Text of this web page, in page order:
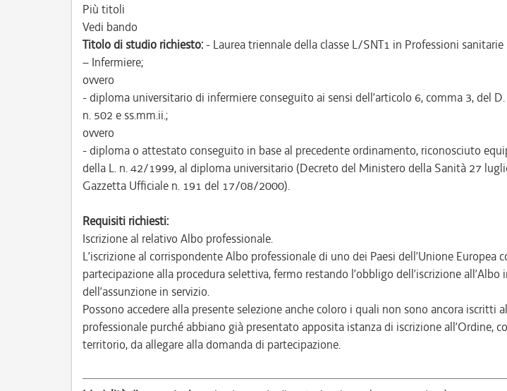
Più titoli
Vedi bando
Titolo di studio richiesto: - Laurea triennale della classe L/SNT1 in Professioni
– Infermiere;
ovvero
- diploma universitario di infermiere conseguito ai sensi dell’articolo 6, comma 3, del
n. 502 e ss.mm.ii.;
ovvero
- diploma o attestato conseguito in base al precedente ordinamento, riconosciuto
della L. n. 42/1999, al diploma universitario (Decreto del Ministero della Sanità 27
Gazzetta Ufficiale n. 191 del 17/08/2000).
Requisiti richiesti:
Iscrizione al relativo Albo professionale.
L’iscrizione al corrispondente Albo professionale di uno dei Paesi dell’Unione Europea
partecipazione alla procedura selettiva, fermo restando l’obbligo dell’iscrizione all’Albo
dell’assunzione in servizio.
Possono accedere alla presente selezione anche coloro i quali non sono ancora iscritti
professionale purché abbiano già presentato apposita istanza di iscrizione all’Ordine,
territorio, da allegare alla domanda di partecipazione.